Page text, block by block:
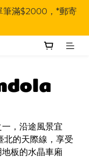
筆滿$2000，*郵寄
，沿途風景宜
北的天際線，享受
板的水晶車廂